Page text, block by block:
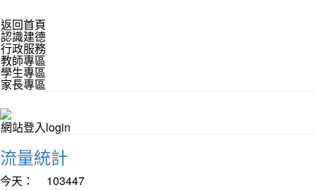
返回首頁
認識建德
行政服務
教師專區
學生專區
家長專區
網站登入login
流量統計
今天：
103447